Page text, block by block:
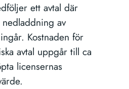
ett avtal där
av
Kostnaden för
avtal uppgår till ca
licensernas